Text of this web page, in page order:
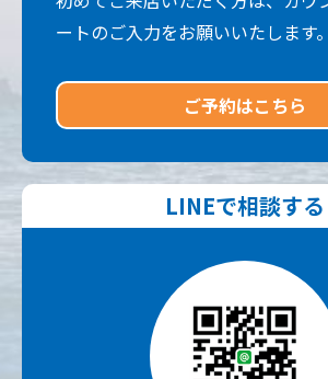
ートのご入力をお願いいたします。
ご予約はこちら
LINEで相談する